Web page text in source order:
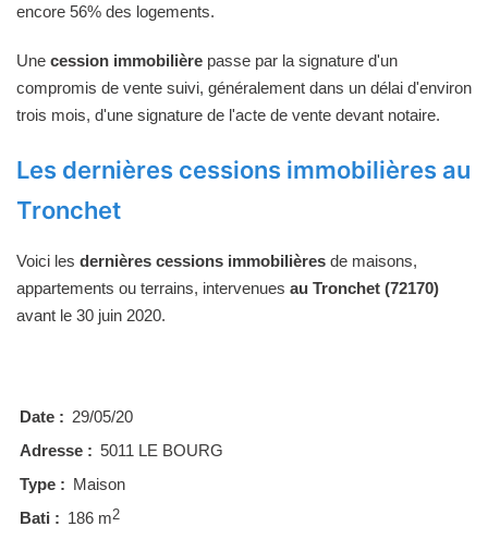
encore 56% des logements.
Une cession immobilière passe par la signature d'un
compromis de vente suivi, généralement dans un délai d'environ
trois mois, d'une signature de l'acte de vente devant notaire.
Les dernières cessions immobilières au
Tronchet
Voici les dernières cessions immobilières de maisons,
appartements ou terrains, intervenues au Tronchet (72170)
avant le 30 juin 2020.
Date : 29/05/20
Adresse : 5011 LE BOURG
Type : Maison
Bati : 186 m2